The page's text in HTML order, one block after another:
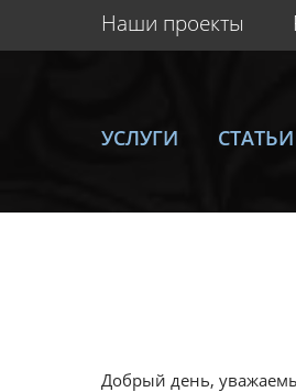
Наши проекты
УСЛУГИ СТАТЬИ
Добрый день,